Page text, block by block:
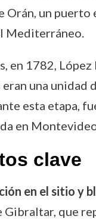
Orán, un puerto
Mediterráneo.
en 1782,
eran una
esta etapa,
en
clave
en el sitio y
Gibraltar, que